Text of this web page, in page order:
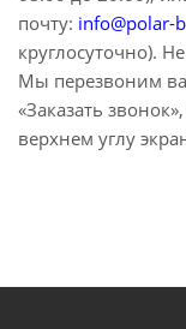
почту: info@polar-
круглосуточно).
Мы перезвоним
«Заказать
верхнем углу